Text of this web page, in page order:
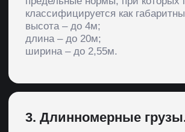
Для перевозки негабарита по России
транспортная компания обязана получить
специальное разрешение в региональном
отделении Росавтодора. Кроме того,
транспортировка негабаритных грузов по
населенному пункту днем требует
обязательного сопровождения. В
Оповещающими знаками должно быть